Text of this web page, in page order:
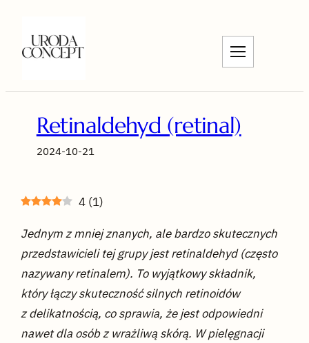
treści
Retinaldehyd (retinal)
2024-10-21
4 (1)
Jednym z mniej znanych, ale bardzo skutecznych
przedstawicieli tej grupy jest retinaldehyd (często
nazywany retinalem). To wyjątkowy składnik,
który łączy skuteczność silnych retinoidów
z delikatnością, co sprawia, że jest odpowiedni
nawet dla osób z wrażliwą skórą. W pielęgnacji